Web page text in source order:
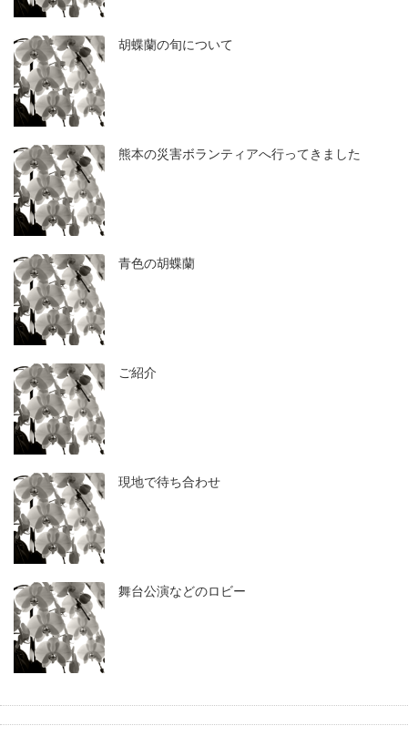
胡蝶蘭の旬について
熊本の災害ボランティアへ行ってきました
青色の胡蝶蘭
ご紹介
現地で待ち合わせ
舞台公演などのロビー